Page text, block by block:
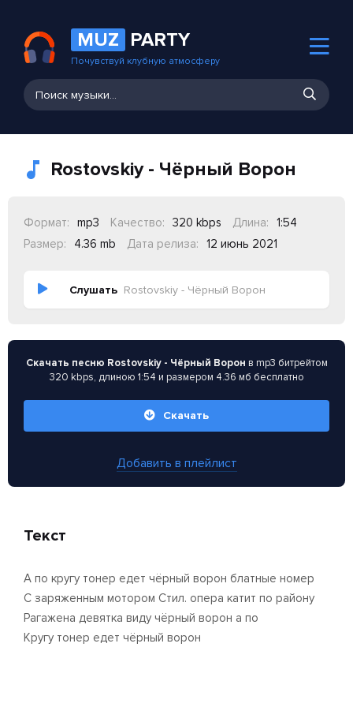
MUZ PARTY
Почувствуй клубную атмосферу
Rostovskiy - Чёрный Ворон
Формат: mp3 Качество: 320 kbps Длина:
1:54
Размер:
4.36 mb Дата релиза: 12 июнь 2021
Слушать Rostovskiy - Чёрный Ворон
Скачать песню Rostovskiy - Чёрный Ворон в mp3 битрейтом
320 kbps, длиною 1:54 и размером 4.36 мб бесплатно
Скачать
Добавить в плейлист
Текст
А по кругу тонер едет чёрный ворон блатные номер
С заряженным мотором Стил. опера катит по району
Pагажена девятка виду чёрный ворон а по
Кругу тонер едет чёрный ворон